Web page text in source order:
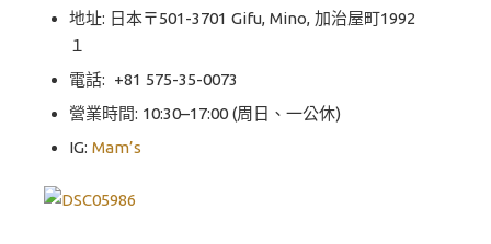
地址: 日本〒501-3701 Gifu, Mino, 加治屋町1992
１
電話: +81 575-35-0073
營業時間: 10:30–17:00 (周日、一公休)
IG: Mam’s